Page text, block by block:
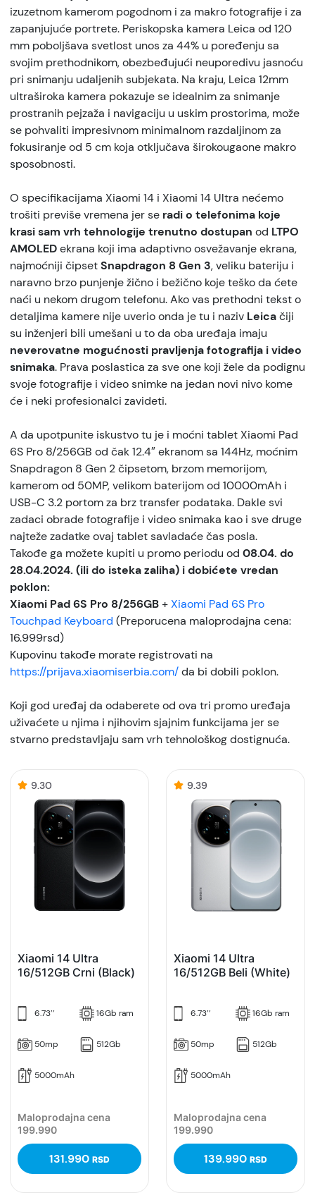
izuzetnom kamerom pogodnom i za makro fotografije i za
zapanjujuće portrete. Periskopska kamera Leica od 120
mm poboljšava svetlost unos za 44% u poređenju sa
svojim prethodnikom, obezbeđujući neuporedivu jasnoću
pri snimanju udaljenih subjekata. Na kraju, Leica 12mm
ultraširoka kamera pokazuje se idealnim za snimanje
prostranih pejzaža i navigaciju u uskim prostorima, može
se pohvaliti impresivnom minimalnom razdaljinom za
fokusiranje od 5 cm koja otključava širokougaone makro
sposobnosti.
O specifikacijama Xiaomi 14 i Xiaomi 14 Ultra nećemo
trošiti previše vremena jer se radi o telefonima koje
krasi sam vrh tehnologije trenutno dostupan od LTPO
AMOLEDekrana koji ima adaptivno osvežavanje ekrana,
najmoćniji čipsetSnapdragon 8 Gen 3, veliku bateriju i
naravno brzo punjenje žično i bežično koje teško da ćete
naći u nekom drugom telefonu. Ako vas prethodni tekst o
detaljima kamere nije uverio onda je tu i naziv Leicačiji
su inženjeri bili umešani u to da oba uređaja imaju
neverovatne mogućnosti pravljenja fotografija i video
snimaka. Prava poslastica za sve one koji žele da podignu
svoje fotografije i video snimke na jedan novi nivo kome
će i neki profesionalci zavideti.
A da upotpunite iskustvo tu je i moćni tablet Xiaomi Pad
6S Pro 8/256GB od čak 12.4″ ekranom sa 144Hz, moćnim
Snapdragon 8 Gen 2 čipsetom, brzom memorijom,
kamerom od 50MP, velikom baterijom od 10000mAh i
USB-C 3.2 portom za brz transfer podataka. Dakle svi
zadaci obrade fotografije i video snimaka kao i sve druge
najteže zadatke ovaj tablet savladaće čas posla.
Takođe ga možete kupiti u promo periodu od 08.04. do
28.04.2024. (ili do isteka zaliha) i dobićete vredan
poklon:
Xiaomi Pad 6S Pro 8/256GB +Xiaomi Pad 6S Pro
Touchpad Keyboard (Preporucena maloprodajna cena:
16.999rsd)
Kupovinu takođe morate registrovati na
https://prijava.xiaomiserbia.com/da bi dobili poklon.
Koji god uređaj da odaberete od ova tri promo uređaja
uživaćete u njima i njihovim sjajnim funkcijama jer se
stvarno predstavljaju sam vrh tehnološkog dostignuća.
9.30
Xiaomi 14 Ultra
16/512GB Crni (Black)
6.73’’ 16Gb ram
50mp 512Gb
5000mAh
Maloprodajna cena
199.990
131.990 RSD
9.39
Xiaomi 14 Ultra
16/512GB Beli (White)
6.73’’ 16Gb ram
50mp 512Gb
5000mAh
Maloprodajna cena
199.990
139.990 RSD